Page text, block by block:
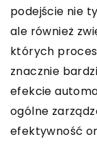
podejście nie
ale również
których
znacznie
efekcie
ogólne
efektywność